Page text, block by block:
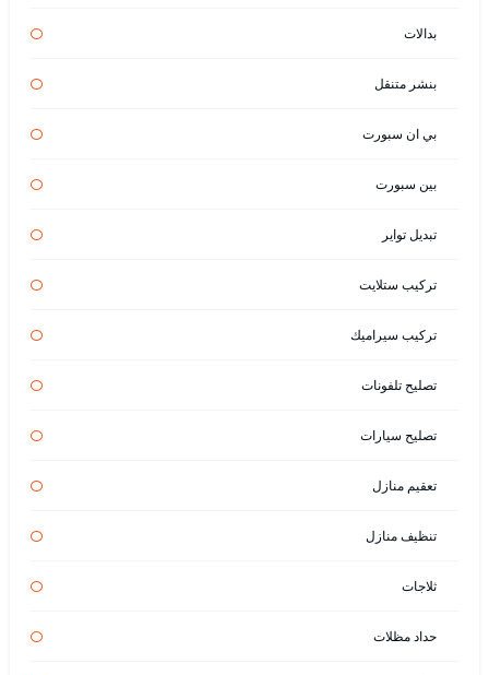
بدالات
بنشر متنقل
بي ان سبورت
بين سبورت
تبديل تواير
تركيب ستلايت
تركيب سيراميك
تصليح تلفونات
تصليح سيارات
تعقيم منازل
تنظيف منازل
ثلاجات
حداد مظلات